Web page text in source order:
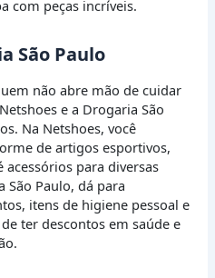
com peças incríveis.
São Paulo
não abre mão de cuidar
e a Drogaria São
Na Netshoes, você
de artigos esportivos,
acessórios para diversas
São Paulo, dá para
itens de higiene pessoal e
ter descontos em saúde e